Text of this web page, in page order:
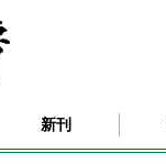
新刊